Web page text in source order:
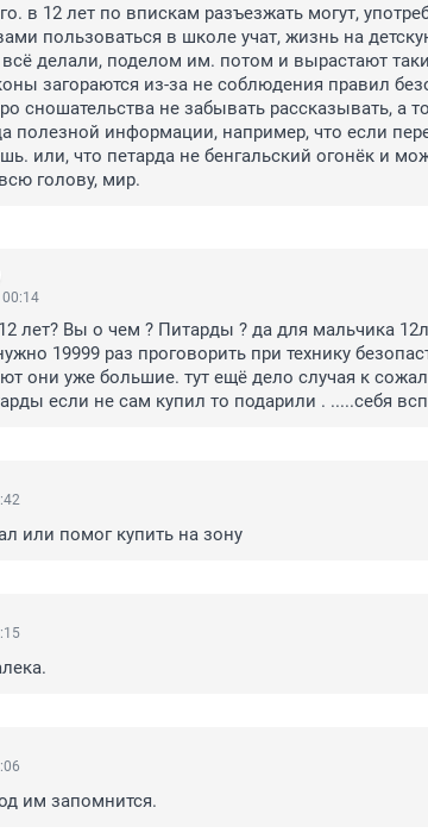
в 12 лет по впискам разъезжать могут,
пользоваться в школе учат, жизнь на
делали, поделом им. потом и вырастают
загораются из-за не соблюдения правил
сношательства не забывать рассказывать, а
полезной информации, например, что если
или, что петарда не бенгальский огонёк и
голову, мир.
лет? Вы о чем ? Питарды ? да для мальчика
19999 раз проговорить при технику
они уже большие. тут ещё дело случая к
если не сам купил то подарили . .....себя
или помог купить на зону
им запомнится.